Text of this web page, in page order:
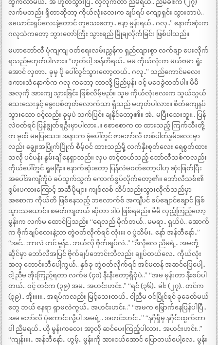
ထွက်လာမယ်.. အဲ ဟုတ်သွားပြီ.. လှလိုက်တာ ညီမရယ်.. ညီမခါးက (၂၇)
လက်မတည်း ရှိတာဆိုတာ့ ကိုယ်လုံးလေးက ချပ်ရပ် ကျော့ရှင်း သွားတာပဲ..
ဖယောင်းရုပ်လေးနဲ့တောင် တူသေးတော့.. နော့ မွန်းရယ်.. ဂလု..” နောက်ဆုံးက
ဂလုသံကတော့ ဘွားတော်ကြီး သွားရည် မြိုချလိုက်ခြင်း ဖြစ်ပါသည်။
မဟာဘော်လီ ပုံကျကျ ဝတ်ရေးလမ်းညွှန်က ရှည်လျားစွာ လက်ချာ ပေးလိုက်
ရသည်မဟုတ်ပါလား။ “ဟုတ်ပါ့ အန်တီရယ်.. မမ ကိုယ်လုံးက မယ်ဗမာ ရှုံး
အောင် လှတာ.. ခုမှ ပို ပေါ်လွင်သွားတော့တယ်.. ဂလု..” သည်ကောင်မလေး
စကားသံနောက်က ဂလု ကတော့ ဘာလို့ မြည်မှန်း ဝင့် မဝေခွဲတတ်ပါ။ မိမိ
အလှကို အားကျ သွားခြင်း ဖြစ်လိမ့်မည်။ သူမ ကိုယ်လုံးလေးက သွယ်သွယ်
သေးသေးနှင့် ခွေးပစ်တုတ်လောက်သာ ရှိသည် မဟုတ်ပါလား။ စိတ်ကျေနပ်
သွားသော ဝင့်လည်း ခုမှပဲ သက်ပြင်း ချနိုင်တော့၏။ အဲ.. မပြီးသေးဘူး.. ပြန်
လဲဝတ်ရင် ပြန်ချွတ်ရဦးမှာပါလား..။ စောစောက ထ ထားသည့် ကြက်သီးတို့
က ခုထိ မပြေသေး။ အနားက ခုံပေါ်တွင် ဇာဘော်လီ တစ်ပါတ်နွမ်းလေးမှာ
လည်း ချွေးအပြိုက်ပြိုက် စိမ့်ဝင် ထားသည်မို့ လက်နှီးစုတ်လေး ရေစွတ်ထား
သလို ပင်ပန်း နွမ်းချိ နေရှာသည်။ လှပ တင့်တယ်သည့် ဘော်လီသစ်ကလည်း
ကိုယ်ပေါ်တွင် ရှုမငြီး။ နောက်ဆုံးတော့ ပြန်လဲမဝတ်တော့ပါဟု ဆုံးဖြတ်ပြီး
အပေါ်အကျီကိုပဲ ခပ်သွက်သွက် ကောက်စွပ်လိုက်တော့၏။ ဘော်လီသစ်၏
စွမ်းပကားကြောင့် အဆီပိုများ ကျစ်လစ် သိပ်သည်းသွားလိုက်သည်မှာ
အစောက ကိုယ်တိ ဖြစ်နေသည့် ဘလောက်စ် အကျီပင် ခပ်ချောင်ချောင် ဖြစ်
သွားသယောင်။ စမတ်ကျတယ် ဆိုတာ ဒါပဲ ဖြစ်ရမည်။ မိမိ လှည့်ကြည့်တော့
မွန်းက လက်မ ထောင်ပြသည်။ “ရေလည် မိုက်တယ်.. မမရာ.. ရှယ်ပဲ.. အောက်
က ဗိုက်ချပ်လေးနဲ့သာ တွဲဝတ်လိုက်ရင် လုံးးး ၀ ပွဲသိမ်း.. နော် အန်တီနော်..”
“အင်.. ဘာလဲ ဟင် မွန်း.. ဘယ်လို ဗိုက်ချပ်လဲ..” “ဒီလိုလေ ညီမရဲ့.. အမတို့
ဆိုင်မှာ ဘော်လီအပြင် ဗိုက်ချပ်ဘောင်းဘီလည်း ချုပ်တယ်လေ.. ကိုယ်လုံး
အလှ ဘောင်းဘီပေါ့ကွယ်.. နှစ်ခု တွဲဝတ်လိုက်ရင် အင်မတန် အဆင်ပြေပေါ့..
ငါ့ ညီမ အိုးကြည့်ရတာ လက်မ (၄၀) နီးနီးတော့ရှိပုံပဲ..” “အမ မှန်းတာ နီးစပ်ပါ
တယ်.. ဝင့် တင်က (၃၉) အမ.. အဟင်းဟင်း..” “ရင် (၃၆).. ခါး (၂၇).. တင်က
(၃၉).. အိုးးးး.. အရပ်ကလည်း မြင့်သေးတယ်.. ငါ့ညီမ ဝင်ပြိုင်ရင် ခုခေတ်မယ်
တွေ ဘယ် နေရာ ရှာမလဲကွယ်.. အဟင်းဟင်း..” “အမက မြှောက်နေပြန်ပါပြီ..
အမ ဘော်လီ ပုံကောင်းလို့ပါ အမရဲ့.. အဟင်းဟင်း..” “နဂိုရှိမှ နဂိုင်းထွက်တာ
ပါ ညီမရယ်.. ဟို မွန်းကလေး အာ့လို ဆင်ပေးကြည့်ပါလား.. အဟင်းဟင်း..”
“ကျန်းးး.. အန်တီနော်.. ဟွမ့်.. မွန်းကို အားငယ်အောင် ပြောတယ်ပေါ့လေ.. မွန်း